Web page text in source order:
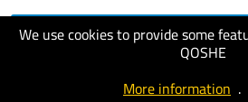
We use cookies to provide some
QOSHE
More information .
visit website